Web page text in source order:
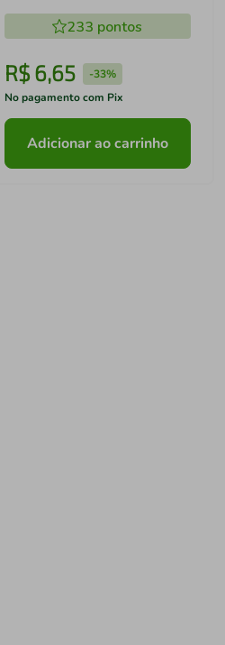
233 pontos
R$ 6,65 -33%
No pagamento com Pix
Adicionar ao carrinho